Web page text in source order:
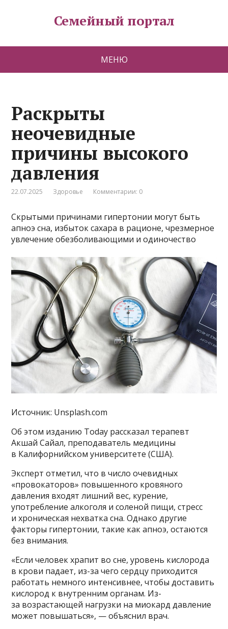
Семейный портал
МЕНЮ
Раскрыты
неочевидные
причины высокого
давления
22.07.2025 Здоровье Комментарии: 0
Скрытыми причинами гипертонии могут быть
апноэ сна, избыток сахара в рационе, чрезмерное
увлечение обезболивающими и одиночество
Источник: Unsplash.com
Об этом изданию Today рассказал терапевт
Акшай Сайал, преподаватель медицины
в Калифорнийском университете (США).
Эксперт отметил, что в число очевидных
«провокаторов» повышенного кровяного
давления входят лишний вес, курение,
употребление алкоголя и соленой пищи, стресс
и хроническая нехватка сна. Однако другие
факторы гипертонии, такие как апноэ, остаются
без внимания.
«Если человек храпит во сне, уровень кислорода
в крови падает, из-за чего сердцу приходится
работать немного интенсивнее, чтобы доставить
кислород к внутренним органам. Из-
за возрастающей нагрузки на миокард давление
может повышаться», — объяснил врач.